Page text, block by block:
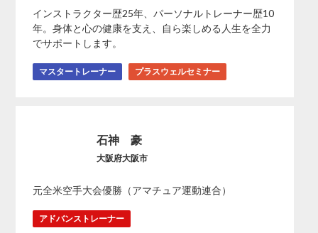
インストラクター歴25年、パーソナルトレーナー歴10
年。身体と心の健康を支え、自ら楽しめる人生を全力
でサポートします。
マスタートレーナー プラスウェルセミナー
石神 豪
大阪府大阪市
元全米空手大会優勝（アマチュア運動連合）
アドバンストレーナー